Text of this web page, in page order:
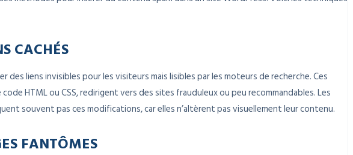
CACHÉS
liens invisibles pour les visiteurs mais lisibles par les moteurs de recherche. Ces
HTML ou CSS, redirigent vers des sites frauduleux ou peu recommandables. Les
souvent pas ces modifications, car elles n’altèrent pas visuellement leur contenu.
FANTÔMES